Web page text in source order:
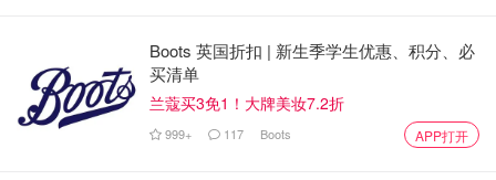
Boots 英国折扣 | 新生季学生优惠、积分、必
买清单
兰蔻买3免1！大牌美妆7.2折
999+ 117 Boots APP打开